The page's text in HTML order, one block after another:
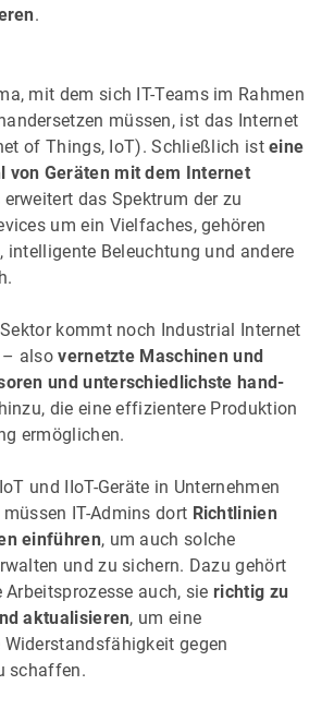
.
mit dem sich IT-Teams im Rahmen
müssen, ist das Internet
of Things, IoT). Schließlich isteine
von Geräten mit dem Internet
erweitert das Spektrum der zu
um ein Vielfaches, gehören
intelligente Beleuchtung und andere
kommt noch Industrial Internet
– alsovernetzte Maschinen und
und unterschiedlichste hand-
die eine effizientere Produktion
ermöglichen.
und IIoT-Geräte in Unternehmen
IT-Admins dort Richtlinien
einführen, um auch solche
und zu sichern. Dazu gehört
auch, sie richtig zu
aktualisieren, um eine
gegen
schaffen.